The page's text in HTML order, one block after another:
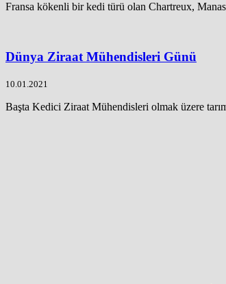
Fransa kökenli bir kedi türü olan Chartreux,
Dünya Ziraat Mühendisleri Günü
10.01.2021
Başta Kedici Ziraat Mühendisleri olmak üzere